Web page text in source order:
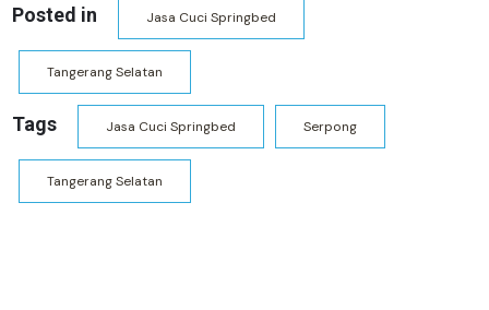
Posted in Jasa Cuci Springbed
Tangerang Selatan
Tags Jasa Cuci Springbed Serpong
Tangerang Selatan